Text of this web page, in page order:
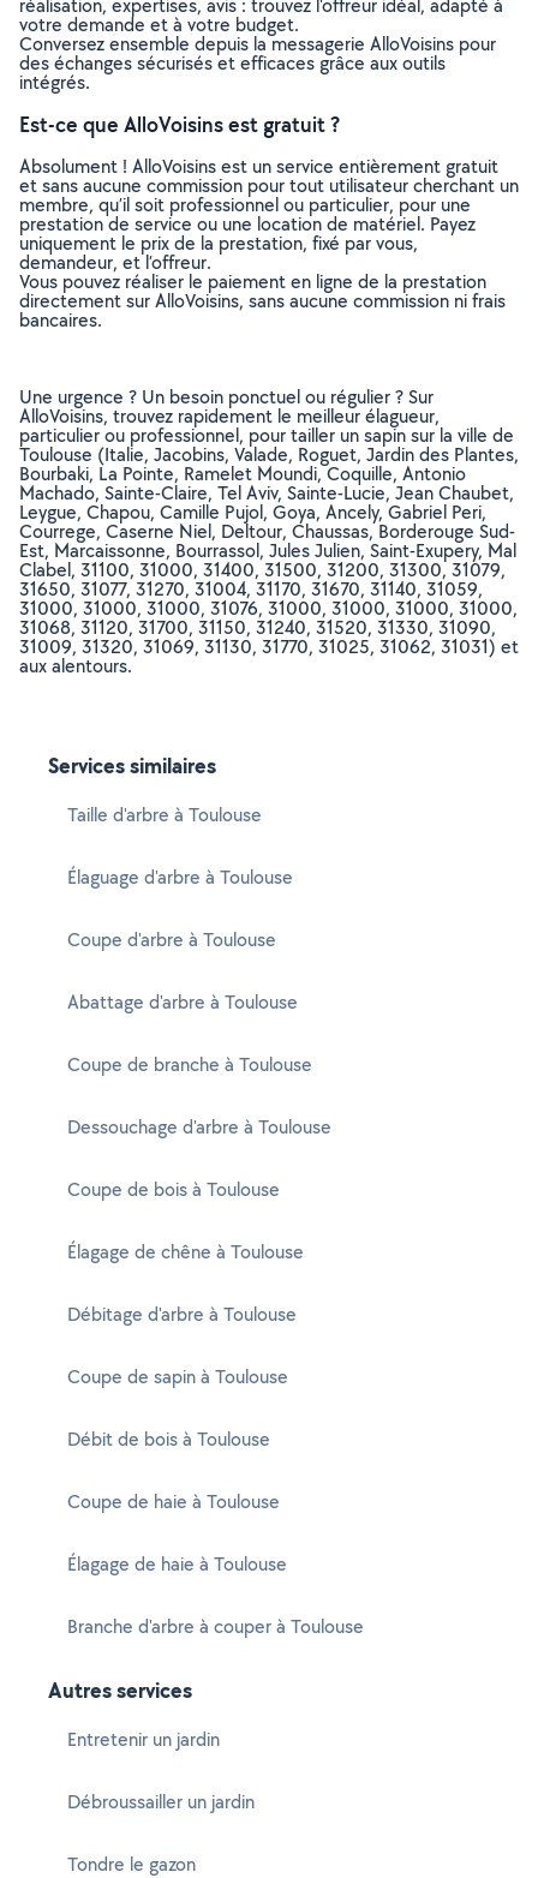
réalisation, expertises, avis : trouvez l'offreur idéal, adapté à
votre demande et à votre budget.
Conversez ensemble depuis la messagerie AlloVoisins pour
des échanges sécurisés et efficaces grâce aux outils
intégrés.
Est-ce que AlloVoisins est gratuit ?
Absolument ! AlloVoisins est un service entièrement gratuit
et sans aucune commission pour tout utilisateur cherchant un
membre, qu’il soit professionnel ou particulier, pour une
prestation de service ou une location de matériel. Payez
uniquement le prix de la prestation, fixé par vous,
demandeur, et l’offreur.
Vous pouvez réaliser le paiement en ligne de la prestation
directement sur AlloVoisins, sans aucune commission ni frais
bancaires.
Une urgence ? Un besoin ponctuel ou régulier ? Sur
AlloVoisins, trouvez rapidement le meilleur élagueur,
particulier ou professionnel, pour tailler un sapin sur la ville de
Toulouse (Italie, Jacobins, Valade, Roguet, Jardin des Plantes,
Bourbaki, La Pointe, Ramelet Moundi, Coquille, Antonio
Machado, Sainte-Claire, Tel Aviv, Sainte-Lucie, Jean Chaubet,
Leygue, Chapou, Camille Pujol, Goya, Ancely, Gabriel Peri,
Courrege, Caserne Niel, Deltour, Chaussas, Borderouge Sud-
Est, Marcaissonne, Bourrassol, Jules Julien, Saint-Exupery, Mal
Clabel, 31100, 31000, 31400, 31500, 31200, 31300, 31079,
31650, 31077, 31270, 31004, 31170, 31670, 31140, 31059,
31000, 31000, 31000, 31076, 31000, 31000, 31000, 31000,
31068, 31120, 31700, 31150, 31240, 31520, 31330, 31090,
31009, 31320, 31069, 31130, 31770, 31025, 31062, 31031) et
aux alentours.
Services similaires
Taille d'arbre à Toulouse
Élaguage d'arbre à Toulouse
Coupe d'arbre à Toulouse
Abattage d'arbre à Toulouse
Coupe de branche à Toulouse
Dessouchage d'arbre à Toulouse
Coupe de bois à Toulouse
Élagage de chêne à Toulouse
Débitage d'arbre à Toulouse
Coupe de sapin à Toulouse
Débit de bois à Toulouse
Coupe de haie à Toulouse
Élagage de haie à Toulouse
Branche d'arbre à couper à Toulouse
Autres services
Entretenir un jardin
Débroussailler un jardin
Tondre le gazon